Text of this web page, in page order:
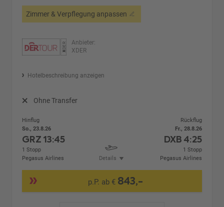
Zimmer & Verpflegung anpassen
Anbieter:
XDER
Hotelbeschreibung anzeigen
Ohne Transfer
Hinflug
So., 23.8.26
GRZ13:45
1 Stopp
Pegasus Airlines
Details
Rückflug
Fr., 28.8.26
DXB 4:25
1 Stopp
Pegasus Airlines
p.P. ab € 843,-